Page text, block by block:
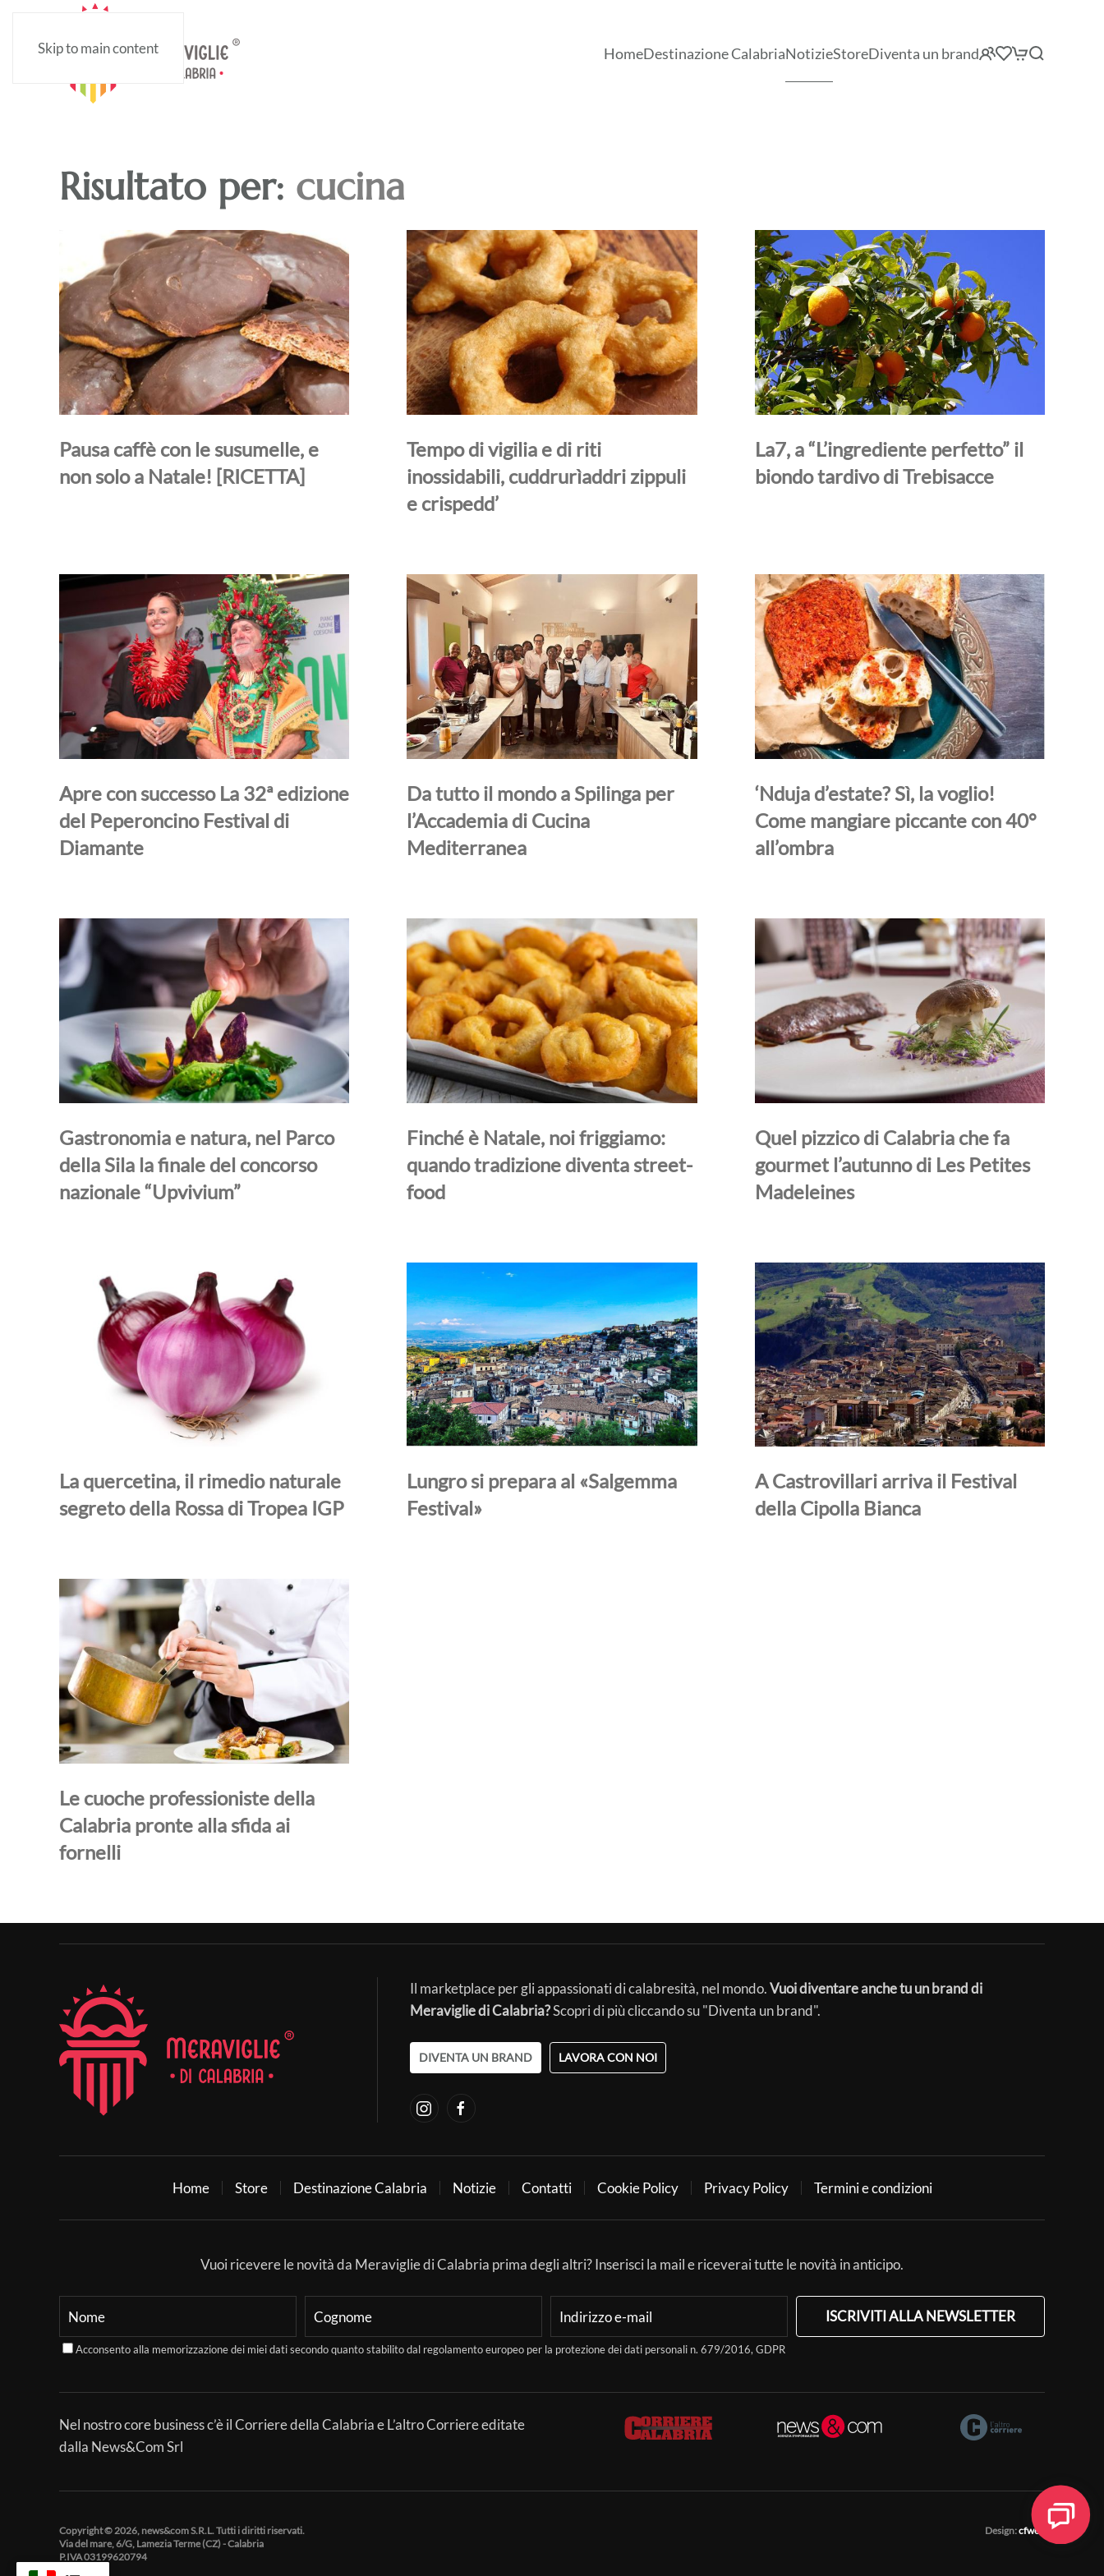
Skip to main content HomeDestinazione CalabriaNotizieStoreDiventa un brand
Risultato per: cucina
Pausa caffè con le susumelle, e
non solo a Natale! [RICETTA]
Tempo di vigilia e di riti
inossidabili, cuddrurìaddri zippuli
e crispedd’
La7, a “L’ingrediente perfetto” il
biondo tardivo di Trebisacce
Apre con successo La 32ª edizione
del Peperoncino Festival di
Diamante
Da tutto il mondo a Spilinga per
l’Accademia di Cucina
Mediterranea
‘Nduja d’estate? Sì, la voglio!
Come mangiare piccante con 40°
all’ombra
Gastronomia e natura, nel Parco
della Sila la finale del concorso
nazionale “Upvivium”
Finché è Natale, noi friggiamo:
quando tradizione diventa street-
food
Quel pizzico di Calabria che fa
gourmet l’autunno di Les Petites
Madeleines
La quercetina, il rimedio naturale
segreto della Rossa di Tropea IGP
Lungro si prepara al «Salgemma
Festival»
A Castrovillari arriva il Festival
della Cipolla Bianca
Le cuoche professioniste della
Calabria pronte alla sfida ai
fornelli
Il marketplace per gli appassionati di calabresità, nel mondo.Vuoi diventare anche tu un brand di
Meraviglie di Calabria?Scopri di più cliccando su "Diventa un brand".
DIVENTA UN BRAND LAVORA CON NOI
Home Store Destinazione Calabria Notizie Contatti Cookie Policy Privacy Policy Termini e condizioni
Vuoi ricevere le novità da Meraviglie di Calabria prima degli altri? Inserisci la mail e riceverai tutte le novità in anticipo.
ISCRIVITI ALLA NEWSLETTER
Acconsento alla memorizzazione dei miei dati secondo quanto stabilito dal regolamento europeo per la protezione dei dati personali n. 679/2016, GDPR
Nel nostro core business c’è il Corriere della Calabria e L’altro Corriere editate
dalla News&Com Srl
Copyright © 2026, news&com S.R.L. Tutti i diritti riservati.
Via del mare, 6/G, Lamezia Terme (CZ) - Calabria
P.IVA 03199620794
Design:cfweb